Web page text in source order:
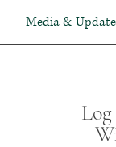
Media &